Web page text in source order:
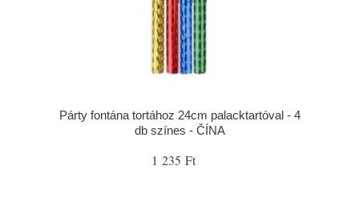
Párty fontána tortához 24cm palacktartóval - 4
db színes - ČÍNA
1 235 Ft